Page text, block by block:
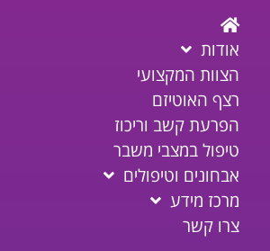
אודות
הצוות המקצועי
רצף האוטיזם
הפרעת קשב וריכוז
טיפול במצבי משבר
אבחונים וטיפולים
מרכז מידע
צרו קשר